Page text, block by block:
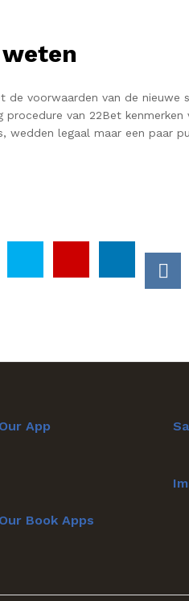
voorwaarden van de
van 22Bet
wedden legaal maar een paar
App
Book Apps